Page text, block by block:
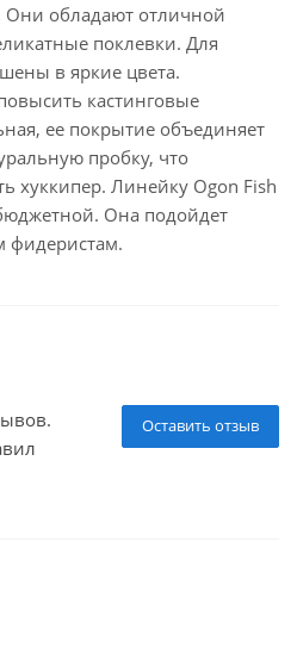
Они обладают отличной
поклевки. Для
в яркие цвета.
кастинговые
ее покрытие объединяет
пробку, что
хуккипер. Линейку Ogon Fish
Она подойдет
Оставить отзыв